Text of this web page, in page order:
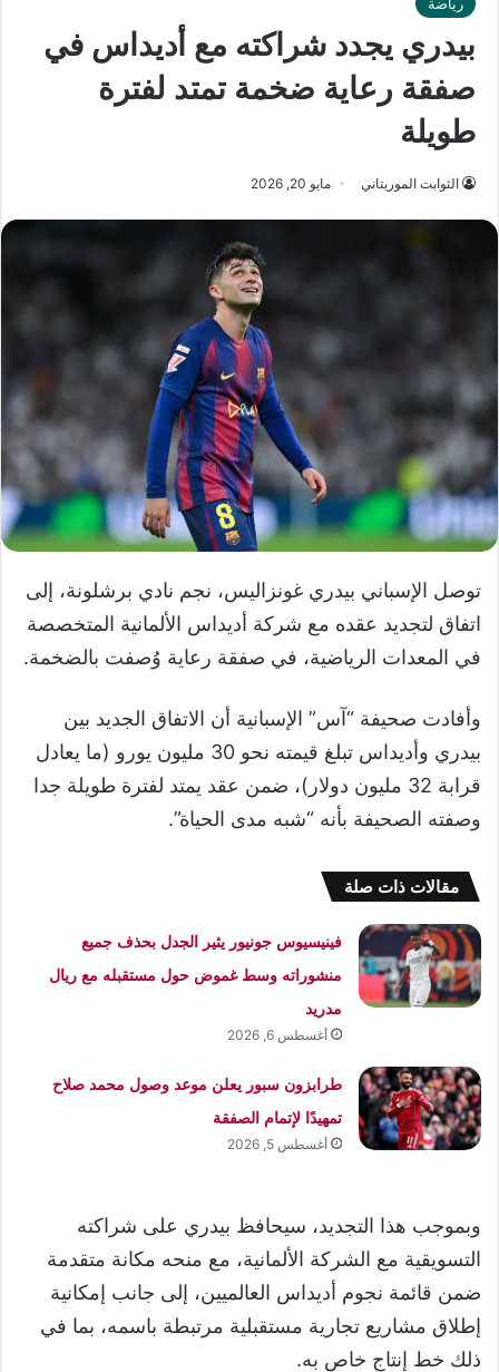
بيدري يجدد شراكته مع أديداس في
صفقة رعاية ضخمة تمتد لفترة
طويلة
الثوابت الموريتاني مايو 20, 2026
توصل الإسباني بيدري غونزاليس، نجم نادي برشلونة، إلى
اتفاق لتجديد عقده مع شركة أديداس الألمانية المتخصصة
في المعدات الرياضية، في صفقة رعاية وُصفت بالضخمة.
وأفادت صحيفة “آس” الإسبانية أن الاتفاق الجديد بين
بيدري وأديداس تبلغ قيمته نحو 30 مليون يورو (ما يعادل
قرابة 32 مليون دولار)، ضمن عقد يمتد لفترة طويلة جدا
وصفته الصحيفة بأنه “شبه مدى الحياة”.
مقالات ذات صلة
فينيسيوس جونيور يثير الجدل بحذف جميع
منشوراته وسط غموض حول مستقبله مع ريال
مدريد
أغسطس 6, 2026
طرابزون سبور يعلن موعد وصول محمد صلاح
تمهيدًا لإتمام الصفقة
أغسطس 5, 2026
وبموجب هذا التجديد، سيحافظ بيدري على شراكته
التسويقية مع الشركة الألمانية، مع منحه مكانة متقدمة
ضمن قائمة نجوم أديداس العالميين، إلى جانب إمكانية
إطلاق مشاريع تجارية مستقبلية مرتبطة باسمه، بما في
ذلك خط إنتاج خاص به.